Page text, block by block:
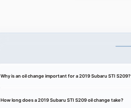
Why is an oil change important for a 2019 Subaru STI S209?
How long does a 2019 Subaru STI S209 oil change take?